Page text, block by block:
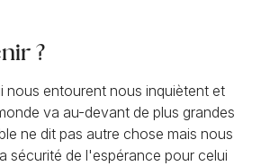
?
nous entourent nous inquiètent et
va au-devant de plus grandes
ne dit pas autre chose mais nous
sécurité de l'espérance pour celui